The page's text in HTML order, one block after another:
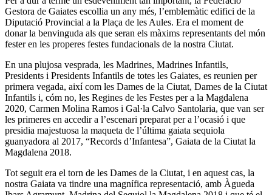
Gestora de Gaiates escollia un any més, l’emblemàtic edifici de la
Diputació Provincial a la Plaça de les Aules. Era el moment de
donar la benvinguda als que seran els màxims representants del món
fester en les properes festes fundacionals de la nostra Ciutat.
En una plujosa vesprada, les Madrines, Madrines Infantils,
Presidents i Presidents Infantils de totes les Gaiates, es reunien per
primera vegada, així com les Dames de la Ciutat, Dames de la Ciutat
Infantils i, cóm no, les Regines de les Festes per a la Magdalena
2020, Carmen Molina Ramos i Gal·la Calvo Santolaria, que van ser
les primeres en accedir a l’escenari preparat per a l’ocasió i que
presidia majestuosa la maqueta de l’última gaiata sequiola
guanyadora al 2017, “Records d’Infantesa”, Gaiata de la Ciutat la
Magdalena 2018.
Tot seguit era el torn de les Dames de la Ciutat, i en aquest cas, la
nostra Gaiata va tindre una magnífica representació, amb Àgueda